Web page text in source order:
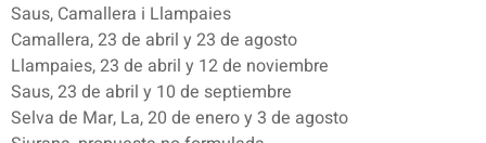
Saus, Camallera i Llampaies
Camallera, 23 de abril y 23 de agosto
Llampaies, 23 de abril y 12 de noviembre
Saus, 23 de abril y 10 de septiembre
Selva de Mar, La, 20 de enero y 3 de agosto